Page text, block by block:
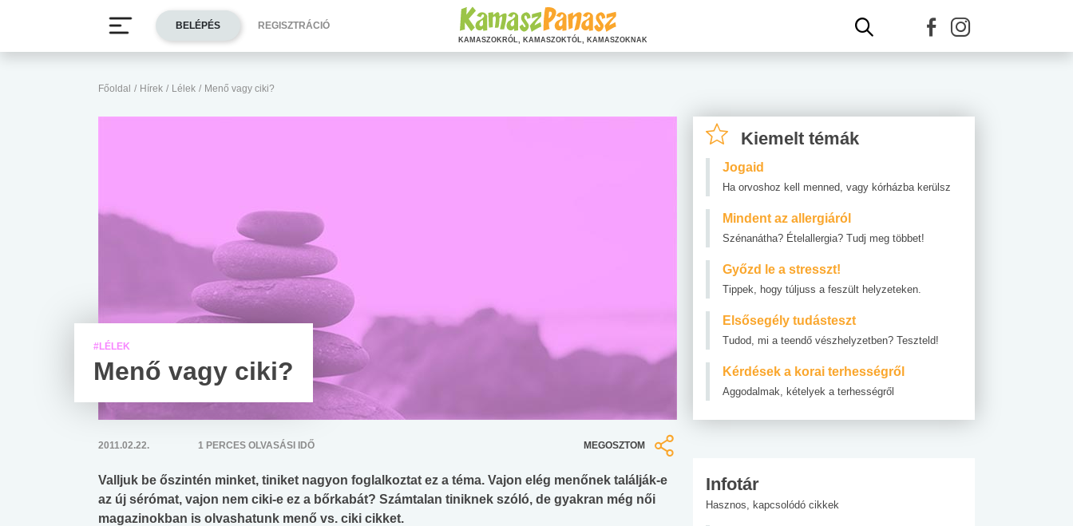
Főoldal / Hírek / Lélek / Menő vagy ciki?
#LÉLEK
Menő vagy ciki?
2011.02.22. 1 PERCES OLVASÁSI IDŐ MEGOSZTOM
Valljuk be őszintén minket, tiniket nagyon foglalkoztat ez a téma. Vajon elég menőnek találják-e
az új sérómat, vajon nem ciki-e ez a bőrkabát? Számtalan tiniknek szóló, de gyakran még női
magazinokban is olvashatunk menő vs. ciki cikket.
Kiemelt témák
Jogaid
Ha orvoshoz kell menned, vagy kórházba kerülsz
Mindent az allergiáról
Szénanátha? Ételallergia? Tudj meg többet!
Győzd le a stresszt!
Tippek, hogy túljuss a feszült helyzeteken.
Elsősegély tudásteszt
Tudod, mi a teendő vészhelyzetben? Teszteld!
Kérdések a korai terhességről
Aggodalmak, kételyek a terhességről
Infotár
Hasznos, kapcsolódó cikkek
BELÉPÉS REGISZTRÁCIÓ
KAMASZOKRÓL, KAMASZOKTÓL, KAMASZOKNAK